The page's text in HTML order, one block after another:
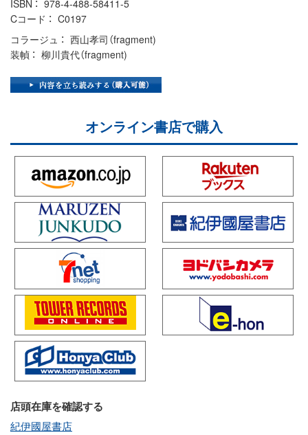
ISBN
978-4-488-58411-5
Cコード
C0197
コラージュ
西山孝司（fragment)
装幀
柳川貴代（fragment)
オンライン書店で購入
店頭在庫を確認する
紀伊國屋書店